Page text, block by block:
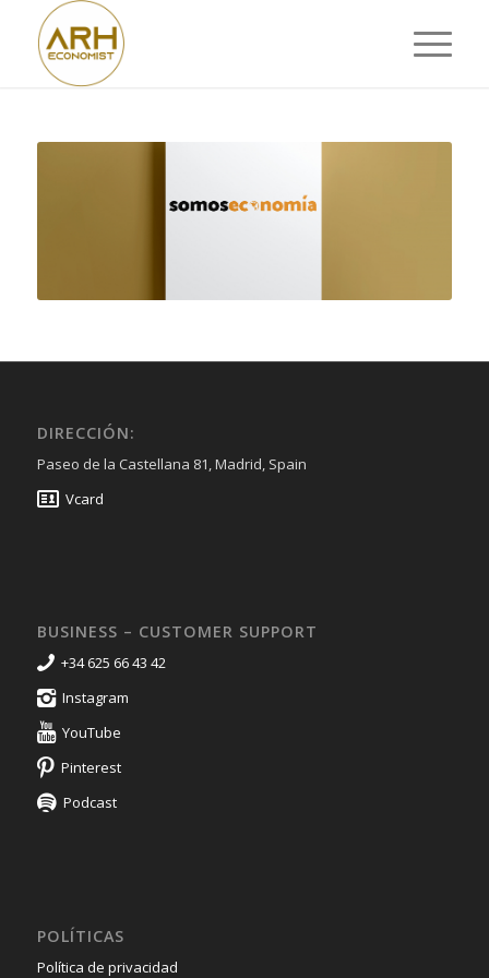
DIRECCIÓN:
Paseo de la Castellana 81, Madrid, Spain
Vcard
BUSINESS – CUSTOMER SUPPORT
+34 625 66 43 42
Instagram
YouTube
Pinterest
Podcast
POLÍTICAS
Política de privacidad